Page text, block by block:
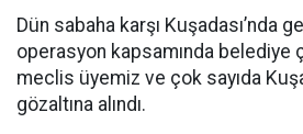
Dün sabaha karşı Kuşadası’nda
operasyon kapsamında belediye
meclis üyemiz ve çok sayıda
gözaltına alındı.